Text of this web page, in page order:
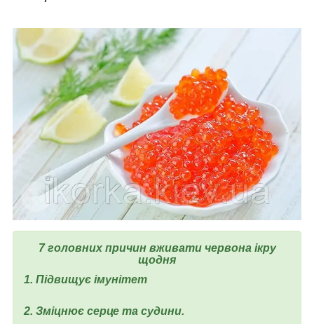
7 головних причин вживати червона ікру
щодня
1. Підвищує імунітет
2. Зміцнює серце та судини.